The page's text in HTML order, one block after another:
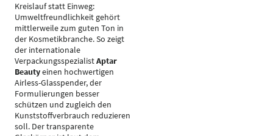
Kreislauf statt Einweg:
Umweltfreundlichkeit gehört
mittlerweile zum guten Ton in
der Kosmetikbranche. So zeigt
der internationale
VerpackungsspezialistAptar
Beautyeinen hochwertigen
Airless-Glasspender, der
Formulierungen besser
schützen und zugleich den
Kunststoffverbrauch reduzieren
soll. Der transparente